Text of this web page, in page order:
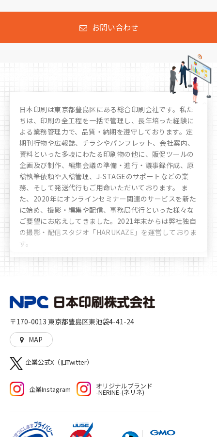
お問い合わせ
日本印刷は東京都豊島区にある総合印刷会社です。私た
ちは、印刷の全工程を一括で管理し、長年培った経験に
よる業務管理力で、品質・納期を遵守しております。定
期刊行物や広報誌、チラシやパンフレット、会社案内、
資料といった多岐にわたる印刷物の他に、販促ツールの
企画及び制作、編集会議の準備・進行・議事録作成、原
稿執筆依頼や入稿管理、J-STAGEのサポートなどの業
務、そして発送代行もご用命いただいております。 ま
た、2020年にオンラインセミナー関連のサービスを新た
に始め、撮影・編集や配信、事務局代行といった様々な
ご要望にお応えしてきました。 2021年末からは弊社独自
の撮影・配信スタジオ「HARUKAZE」を運営しておりま
す。
豊富なノウハウや実績により、お客様へ多彩かつ最善な
選択肢のご提案をさせていただきます。時代の移り変わ
に、社会に、彩りを加えるとともに、想像や行動の機会
る「モノ」づくり、印刷物をきっかけとした新たな機会
や世界を生む「コト」づくりの両方をご提供いたしま
す。
〒170-0013 東京都豊島区東池袋4-41-24
MAP
企業公式X（旧Twitter）
企業Instagram オリジナルブランド
-NERINE-(ネリネ)